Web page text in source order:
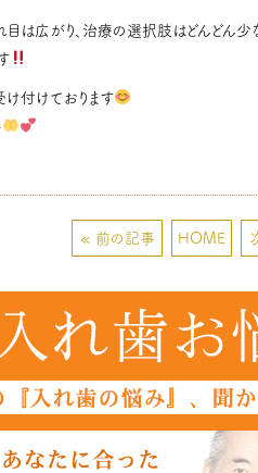
は広がり、治療の選択肢はどんどん少
付けております
« 前の記事 HOME